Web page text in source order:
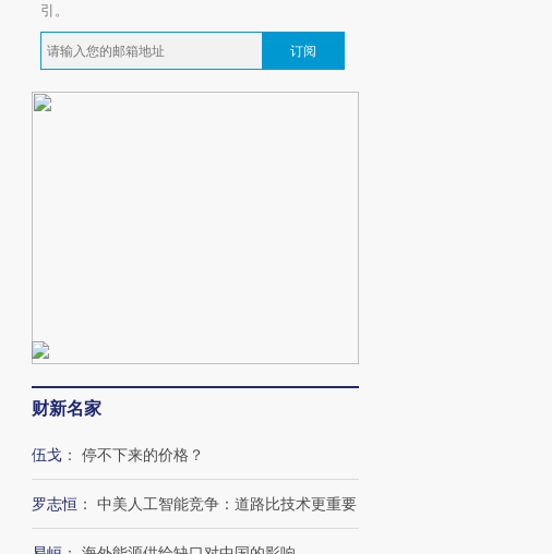
引。
订阅
财新名家
伍戈 ： 停不下来的价格？
罗志恒 ： 中美人工智能竞争：道路比技术更重要